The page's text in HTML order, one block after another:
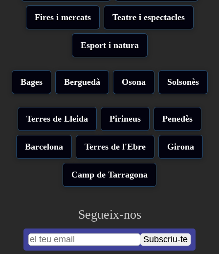
Fires i mercats Teatre i espectacles
Esport i natura
Bages Berguedà Osona Solsonès
Terres de Lleida Pirineus Penedès
Barcelona Terres de l'Ebre Girona
Camp de Tarragona
Segueix-nos
Subscriu-te